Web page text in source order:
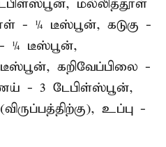
மல்லித்தூள்
- ¼ டீஸ்பூன், கடுகு -
¼ டீஸ்பூன்,
கறிவேப்பிலை -
- 3 டேபிள்ஸ்பூன்,
உப்பு -